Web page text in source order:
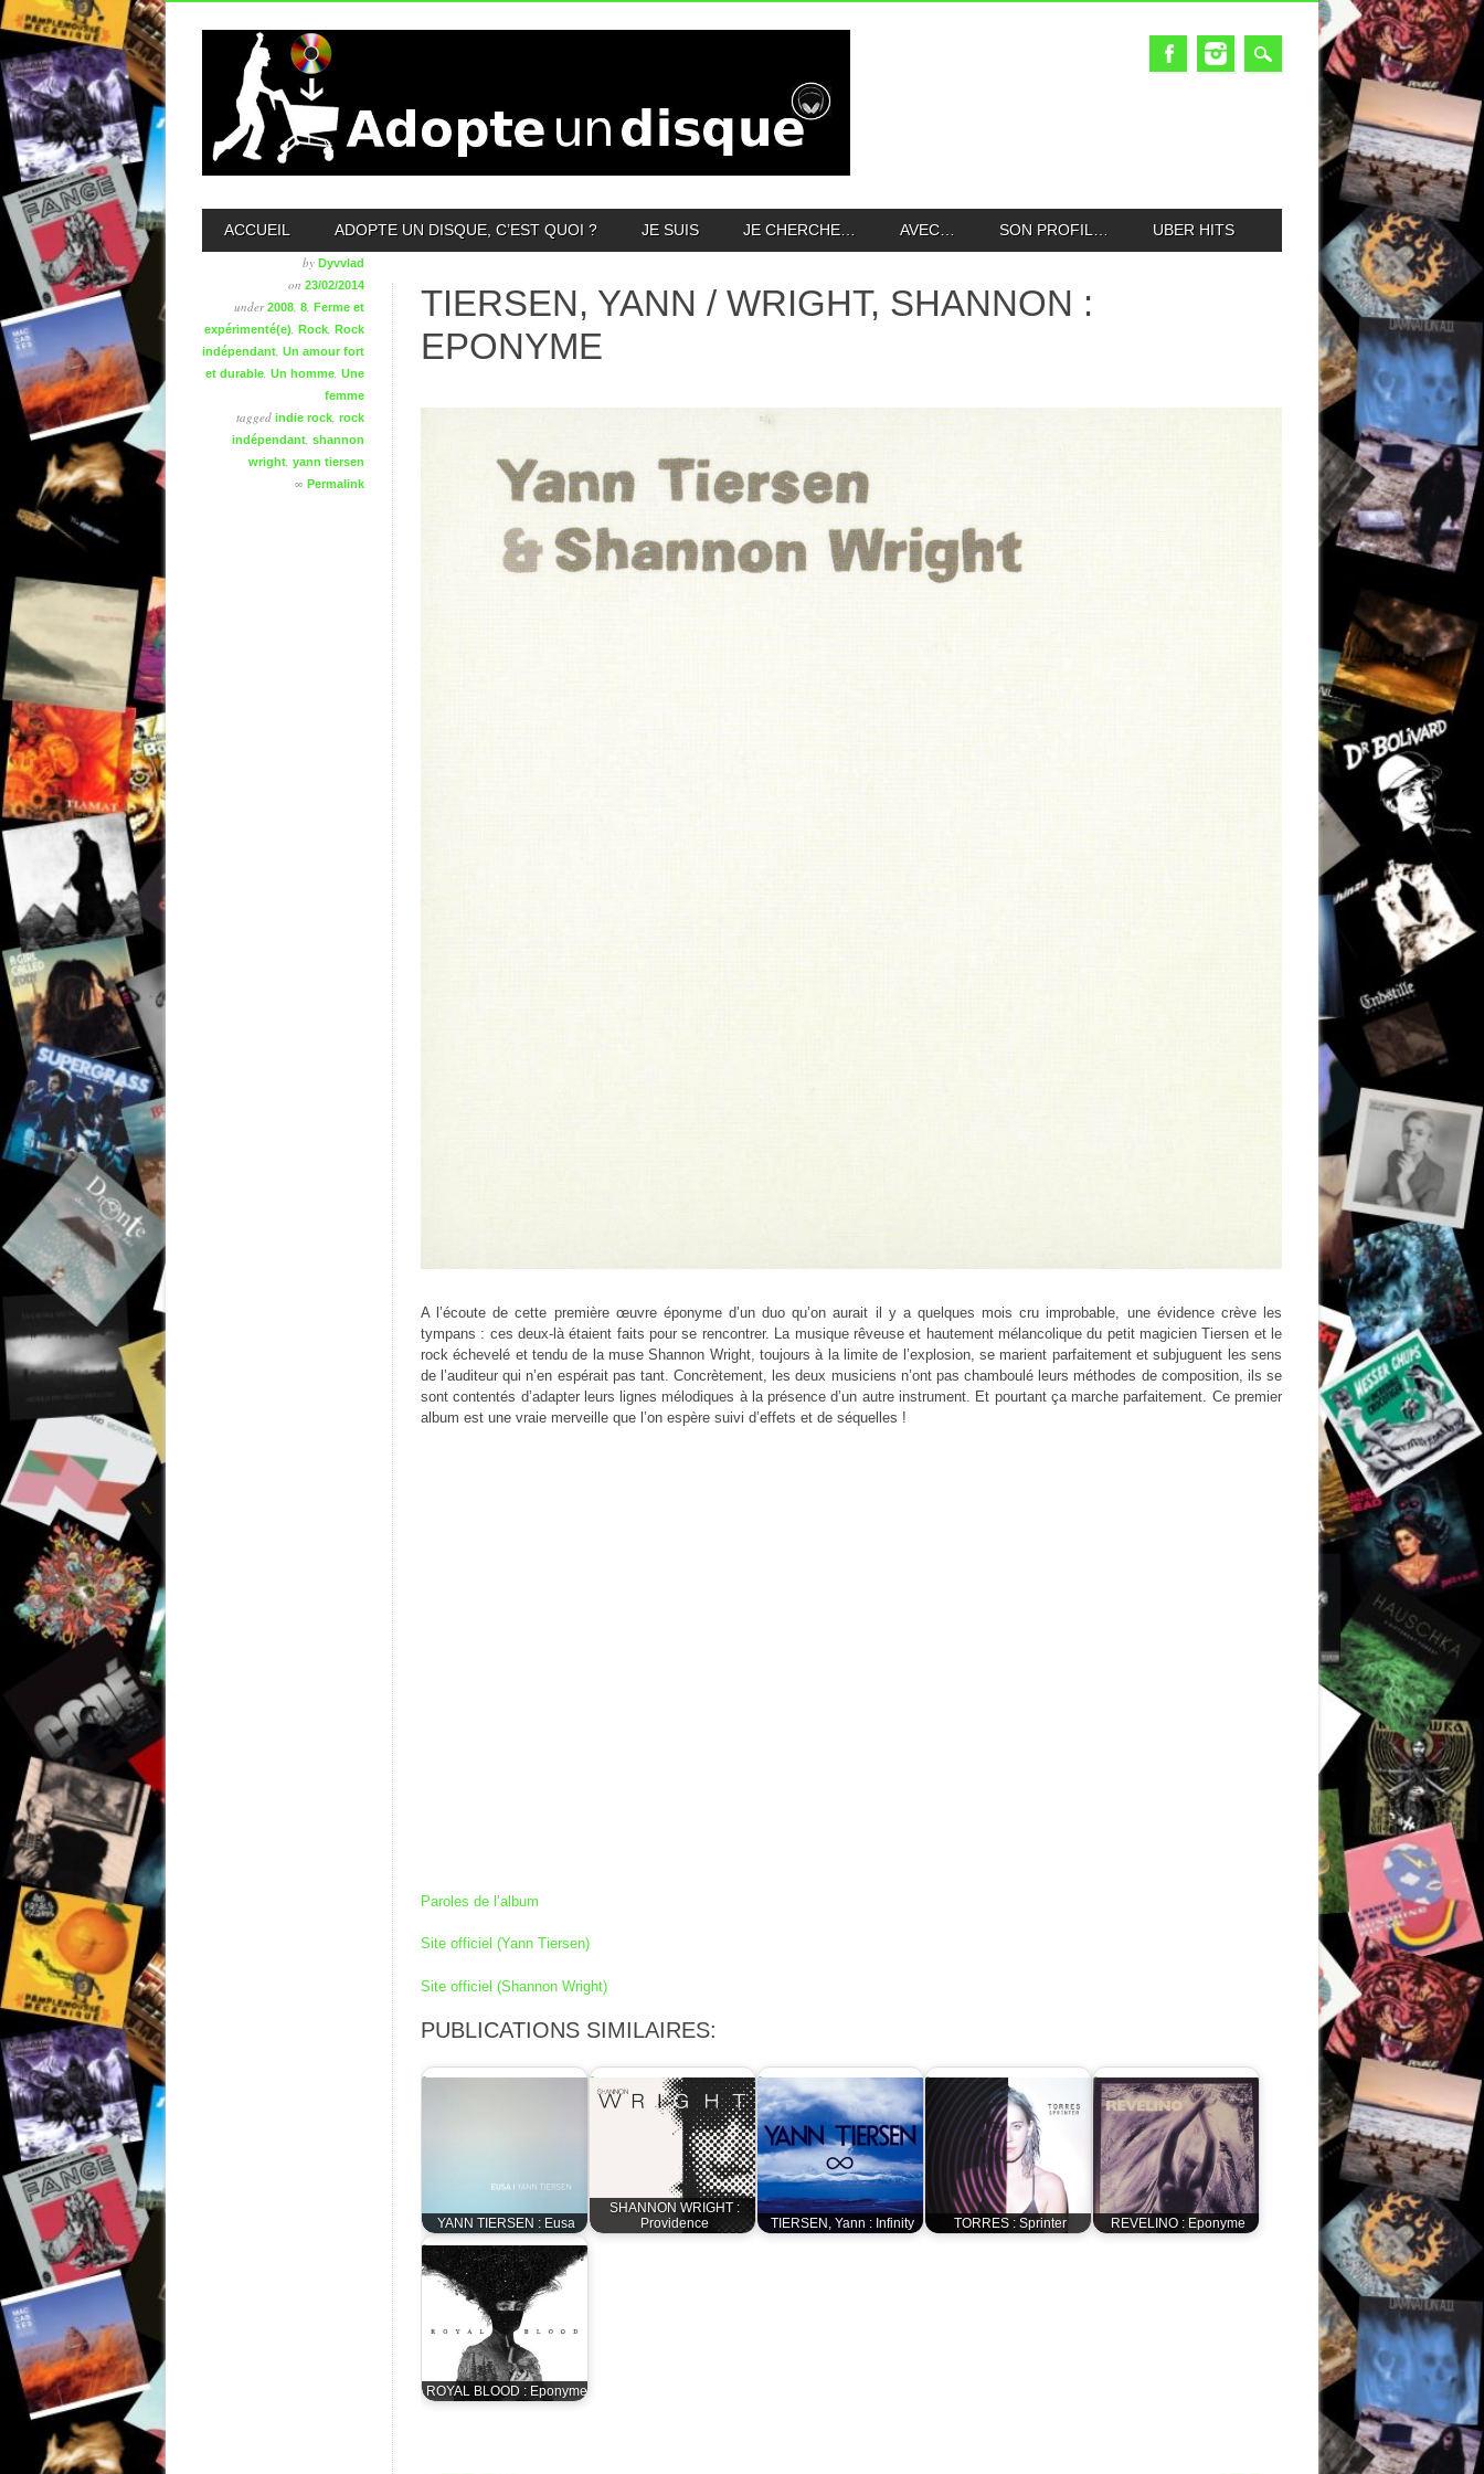
MAIN MENU
ACCUEIL ADOPTE UN DISQUE, C’EST QUOI ? JE SUIS JE CHERCHE… AVEC… SON PROFIL… UBER HITS
by Dyvvlad
on 23/02/2014
under2008 8 Ferme et
expérimenté(e) Rock Rock
indépendant Un amour fort
et durable Un homme Une
femme
tagged indie rock rock
indépendant shannon
wright yann tiersen
∞ Permalink
TIERSEN, YANN / WRIGHT, SHANNON :
EPONYME
A l’écoute de cette première œuvre éponyme d’un duo qu’on aurait il y a quelques mois cru improbable, une évidence crève les
tympans : ces deux-là étaient faits pour se rencontrer. La musique rêveuse et hautement mélancolique du petit magicien Tiersen et le
rock échevelé et tendu de la muse Shannon Wright, toujours à la limite de l’explosion, se marient parfaitement et subjuguent les sens
de l’auditeur qui n’en espérait pas tant. Concrètement, les deux musiciens n’ont pas chamboulé leurs méthodes de composition, ils se
sont contentés d’adapter leurs lignes mélodiques à la présence d’un autre instrument. Et pourtant ça marche parfaitement. Ce premier
album est une vraie merveille que l’on espère suivi d’effets et de séquelles !
Paroles de l’album
Site officiel (Yann Tiersen)
Site officiel (Shannon Wright)
PUBLICATIONS SIMILAIRES:
YANN TIERSEN : Eusa
SHANNON WRIGHT :
Providence
TIERSEN, Yann : Infinity TORRES : Sprinter REVELINO : Eponyme
ROYAL BLOOD : Eponyme